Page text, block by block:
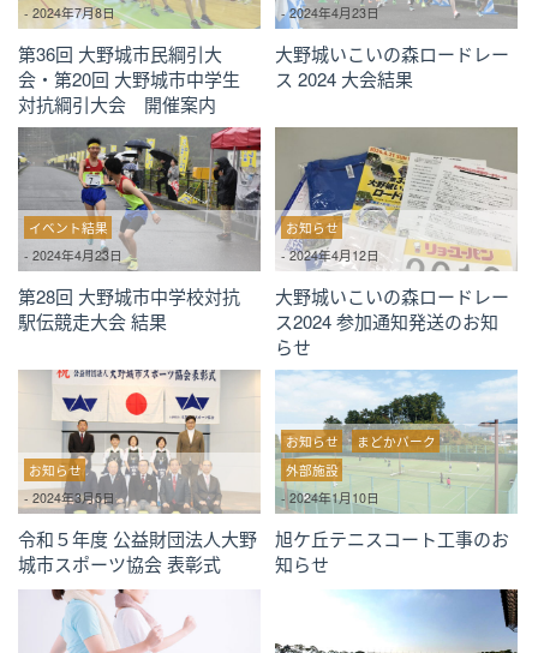
-2024年7月8日
第36回 大野城市民綱引大
会・第20回 大野城市中学生
対抗綱引大会 開催案内
-2024年4月23日
大野城いこいの森ロードレー
ス 2024 大会結果
イベント結果
-2024年4月23日
第28回 大野城市中学校対抗
駅伝競走大会 結果
お知らせ
-2024年4月12日
大野城いこいの森ロードレー
ス2024 参加通知発送のお知
らせ
お知らせ
-2024年3月5日
令和５年度 公益財団法人大野
城市スポーツ協会 表彰式
お知らせ
まどかパーク
外部施設
-2024年1月10日
旭ケ丘テニスコート工事のお
知らせ